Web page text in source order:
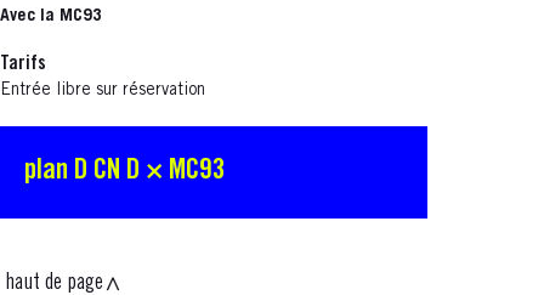
Avec la MC93
Tarifs
Entrée libre sur réservation
plan D CN D × MC93
haut de page